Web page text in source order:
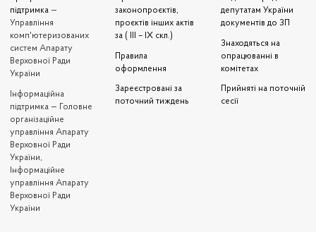
підтримка —
Управління
комп'ютеризованих
систем Апарату
Верховної Ради
України
Iнформаційна
підтримка — Головне
організаційне
управління Апарату
Верховної Ради
України,
Інформаційне
управління Апарату
Верховної Ради
України
законопроєктів,
проєктів інших актів
за ( III – IX скл.)
Правила
оформлення
Зареєстровані за
поточний тиждень
депутатам України
документів до ЗП
Знаходяться на
опрацюванні в
комітетах
Прийняті на поточній
сесії